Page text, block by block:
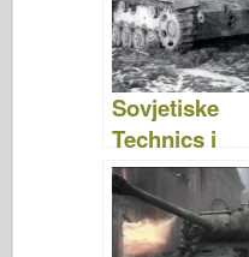
Sovjetiske
Technics i
tyske
enheder -
Album fotos